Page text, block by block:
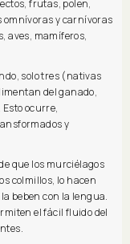
frutas, polen,
omnívoras y carnívoras
aves, mamíferos,
solo tres (nativas
del ganado,
ocurre,
y
que los murciélagos
colmillos, lo hacen
beben con la lengua.
el fácil fluido del